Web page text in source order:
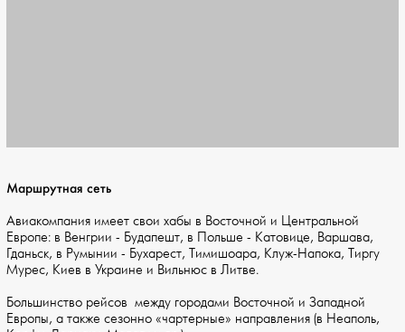
Маршрутная сеть
Авиакомпания имеет свои хабы в Восточной и Центральной
Европе: в Венгрии - Будапешт, в Польше - Катовице, Варшава,
Гданьск, в Румынии - Бухарест, Тимишоара, Клуж-Напока, Тиргу
Мурес, Киев в Украине и Вильнюс в Литве.
Большинство рейсов между городами Восточной и Западной
Европы, а также сезонно «чартерные» направления (в Неаполь,